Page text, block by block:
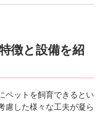
徴と設備を紹
ペットを飼育できるとい
慮した様々な工夫が凝ら